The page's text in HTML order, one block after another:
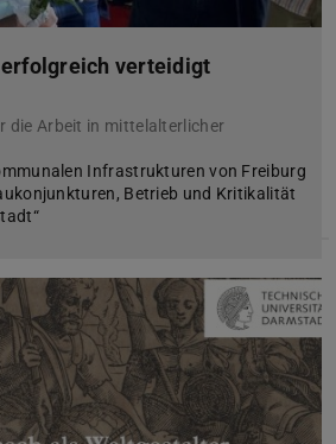
verteidigt
die Arbeit in mittelalterlicher
Infrastrukturen von Freiburg
Betrieb und Kritikalität